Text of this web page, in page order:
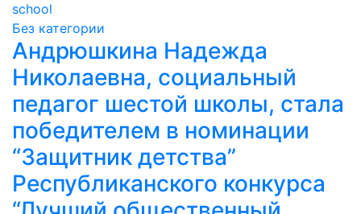
school
Без категории
Андрюшкина Надежда
Николаевна, социальный
педагог шестой школы, стала
победителем в номинации
“Защитник детства”
Республиканского конкурса